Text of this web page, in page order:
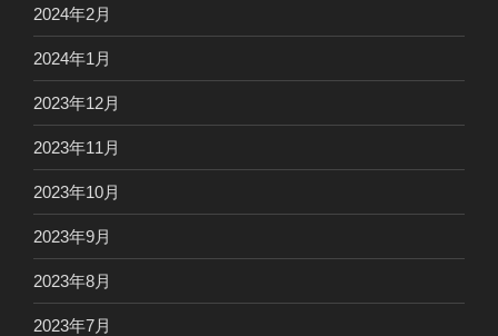
2024年2月
2024年1月
2023年12月
2023年11月
2023年10月
2023年9月
2023年8月
2023年7月